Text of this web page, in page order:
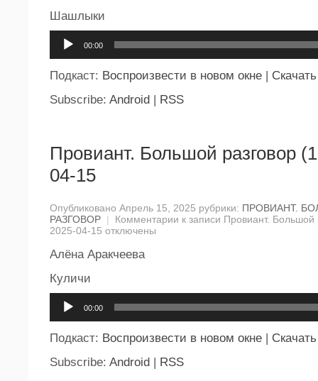
Шашлыки
00:00
Подкаст: Воспроизвести в новом окне | Скачать
Subscribe: Android | RSS
Провиант. Большой разговор
04-15
Опубликовано Апрель 15, 2025 рубрики: ПРОВИАНТ.
РАЗГОВОР | Комментарии к записи Провиант. Большой
2025-04-15 отключены
Алёна Аракчеева
Куличи
00:00
Подкаст: Воспроизвести в новом окне | Скачать
Subscribe: Android | RSS